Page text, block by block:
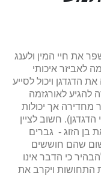
את חיי המין ולענג
לאביזר איכותי
הדגדגן ויכול לסייע
להגיע לאורגזמה
מחדירה אך יכולות
חשוב לציין
בן הזוג - גברים
שהם חוששים
כי הדבר אינו
התחושות ויקרב את